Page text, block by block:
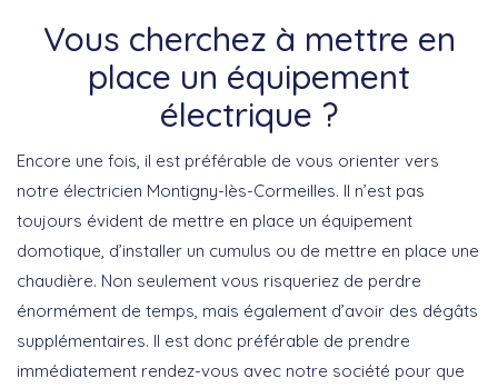
Vous cherchez à mettre en
place un équipement
électrique ?
Encore une fois, il est préférable de vous orienter vers
notre électricien Montigny-lès-Cormeilles. Il n’est pas
toujours évident de mettre en place un équipement
domotique, d’installer un cumulus ou de mettre en place une
chaudière. Non seulement vous risqueriez de perdre
énormément de temps, mais également d’avoir des dégâts
supplémentaires. Il est donc préférable de prendre
immédiatement rendez-vous avec notre société pour que